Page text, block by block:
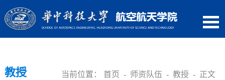
教授 当前位置： 首页 - 师资队伍 -教授 - 正文